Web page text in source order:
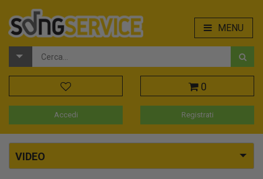
MENU
0
Accedi Registrati
VIDEO